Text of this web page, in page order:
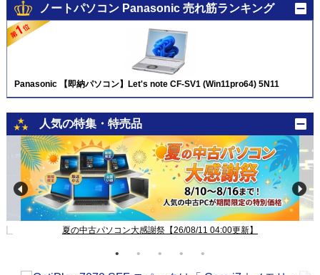
ノートパソコン Panasonic 売れ筋ランキング
Panasonic 【即納パソコン】Let's note CF-SV1 (Win11pro64) 5N11
人気の特集・特売品
夏の中古パソコン大感謝祭【26/08/11 04:00更新】